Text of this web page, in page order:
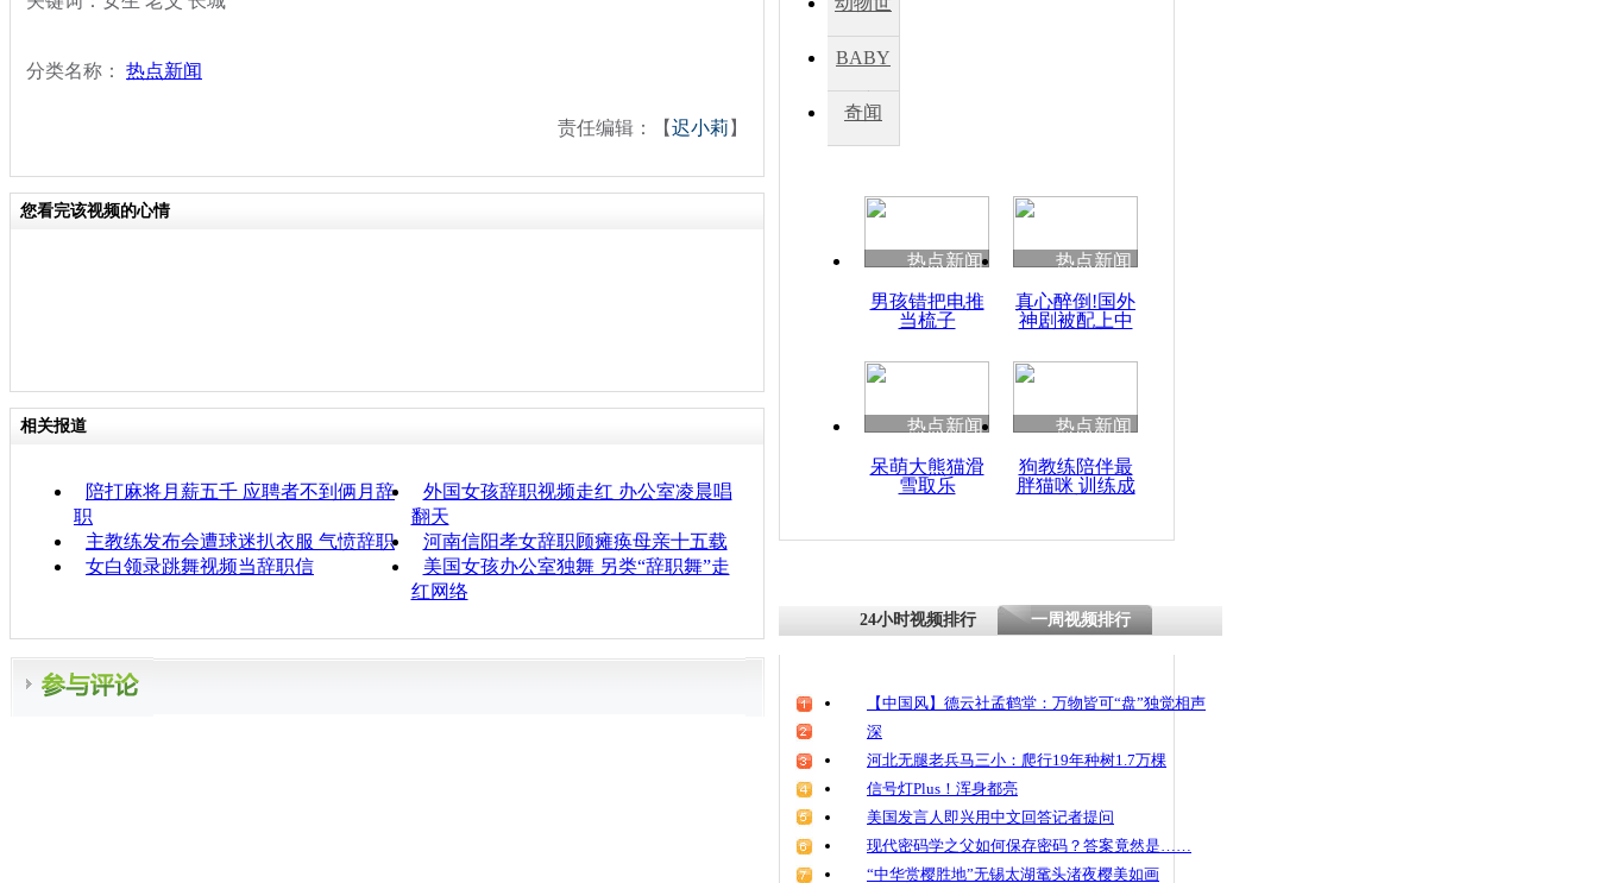
四川兴文苗乡上万人欢
度苗族花山节
清明祭英烈 哀思悼忠
80后女生辞职 带患癌
分类名称： 热点新闻
责任编辑：【迟小莉 】
您看完该视频的心情
相关报道
陪打麻将月薪五千 应聘者不到俩月辞
职
外国女孩辞职视频走红 办公室凌晨唱
翻天
主教练发布会遭球迷扒衣服 气愤辞职
河南信阳孝女辞职顾瘫痪母亲十五载
女白领录跳舞视频当辞职信
美国女孩办公室独舞 另类“辞职舞”走
红网络
BABY
秀
奇闻
热点新闻
男孩错把电推
当梳子
热点新闻
真心醉倒!国外
神剧被配上中
热点新闻
呆萌大熊猫滑
雪取乐
热点新闻
狗教练陪伴最
胖猫咪 训练成
24小时视频排行 一周视频排行
【中国风】德云社孟鹤堂：万物皆可“盘”独觉相声
深
河北无腿老兵马三小：爬行19年种树1.7万棵
信号灯Plus！浑身都亮
美国发言人即兴用中文回答记者提问
现代密码学之父如何保存密码？答案竟然是……
“中华赏樱胜地”无锡太湖鼋头渚夜樱美如画